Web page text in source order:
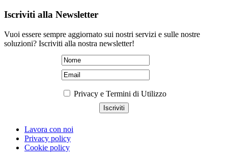
Iscriviti alla Newsletter
Vuoi essere sempre aggiornato sui nostri servizi e sulle nostre
soluzioni? Iscriviti alla nostra newsletter!
Privacy e Termini di Utilizzo
Lavora con noi
Privacy policy
Cookie policy